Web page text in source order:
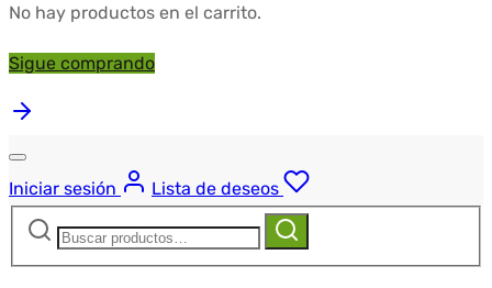
No hay productos en el carrito.
Sigue comprando
Iniciar sesión
Lista de deseos
Buscar:
Buscar